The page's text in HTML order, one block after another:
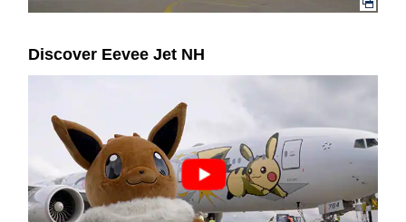
Discover Eevee Jet NH